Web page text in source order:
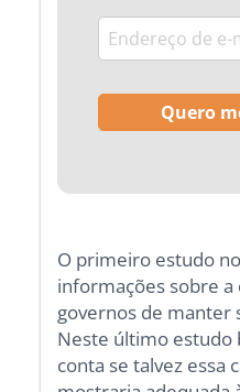
O primeiro estudo
informações sobre a
governos de manter
Neste último estudo
conta se talvez essa